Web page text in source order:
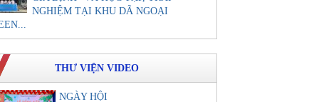
NGHIỆM TẠI KHU DÃ NGOẠI
THƯ VIỆN VIDEO
NGÀY HỘI